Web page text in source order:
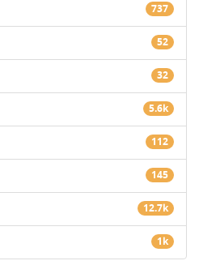
737
52
32
5.6k
112
145
12.7k
1k